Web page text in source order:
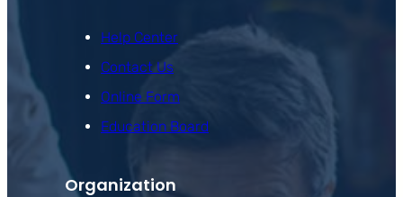
Help Center
Contact Us
Online Form
Education Board
Organization